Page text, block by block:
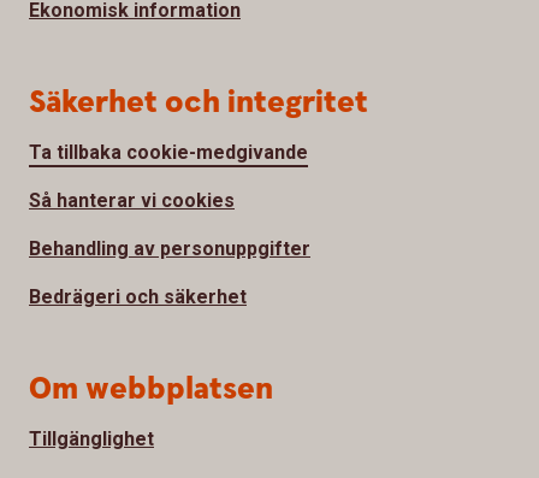
Ekonomisk information
Säkerhet och integritet
Ta tillbaka cookie-medgivande
Så hanterar vi cookies
Behandling av personuppgifter
Bedrägeri och säkerhet
Om webbplatsen
Tillgänglighet